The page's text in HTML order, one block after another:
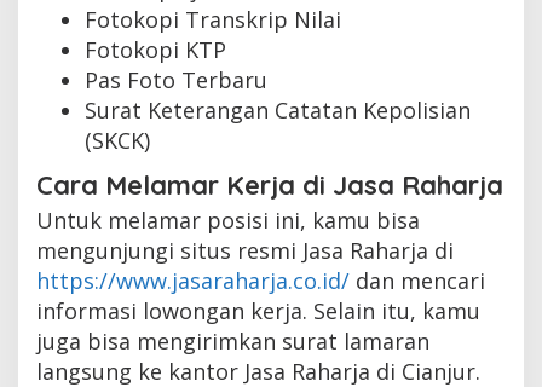
Fotokopi Transkrip Nilai
Fotokopi KTP
Pas Foto Terbaru
Surat Keterangan Catatan Kepolisian
(SKCK)
Cara Melamar Kerja di Jasa Raharja
Untuk melamar posisi ini, kamu bisa
mengunjungi situs resmi Jasa Raharja di
https://www.jasaraharja.co.id/ dan mencari
informasi lowongan kerja. Selain itu, kamu
juga bisa mengirimkan surat lamaran
langsung ke kantor Jasa Raharja di Cianjur.